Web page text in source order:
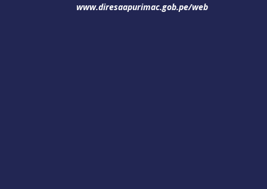
www.diresaapurimac.gob.pe/web